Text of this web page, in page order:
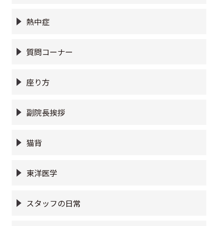
熱中症
質問コーナー
座り方
副院長挨拶
猫背
東洋医学
スタッフの日常